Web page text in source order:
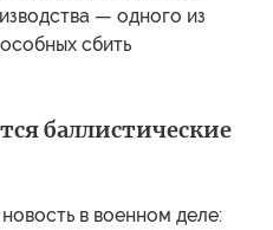
— одного из
сбить
баллистические
в военном деле: